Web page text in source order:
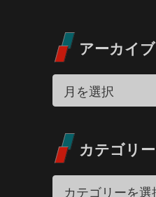
アーカイブ
カテゴリー